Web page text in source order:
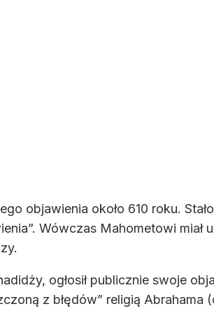
objawienia około 610 roku.
Wówczas Mahometowi miał
ogłosił publicznie swoje
z błędów” religią